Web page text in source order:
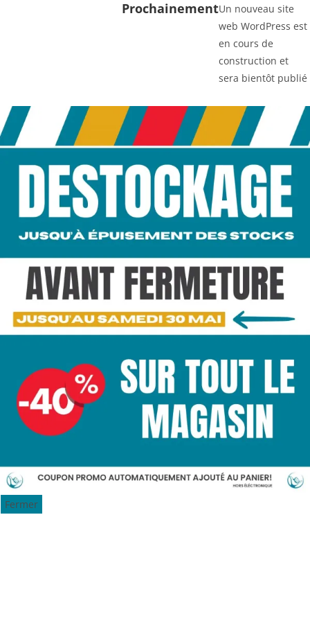
ProchainementUn nouveau site
web WordPress est
en cours de
construction et
sera bientôt publié
Fermer